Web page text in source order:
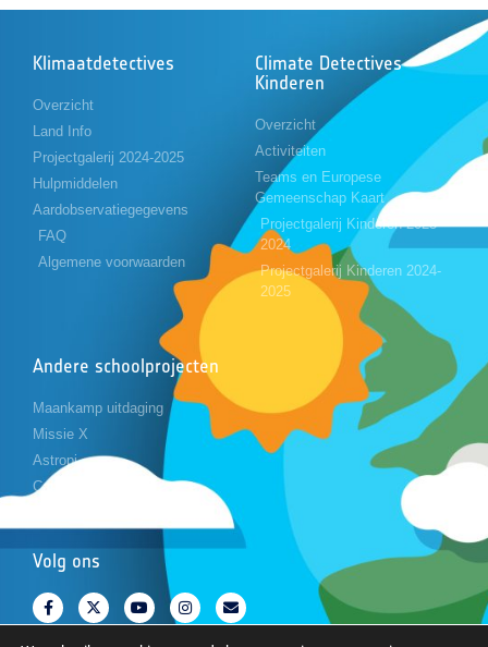
Klimaatdetectives
Overzicht
Land Info
Projectgalerij 2024-2025
Hulpmiddelen
Aardobservatiegegevens
FAQ
Algemene voorwaarden
Climate Detectives
Kinderen
Overzicht
Activiteiten
Teams en Europese
Gemeenschap Kaart
Projectgalerij Kinderen 2023-
2024
Projectgalerij Kinderen 2024-
2025
Andere schoolprojecten
Maankamp uitdaging
Missie X
Astropi
Cansat
Volg ons